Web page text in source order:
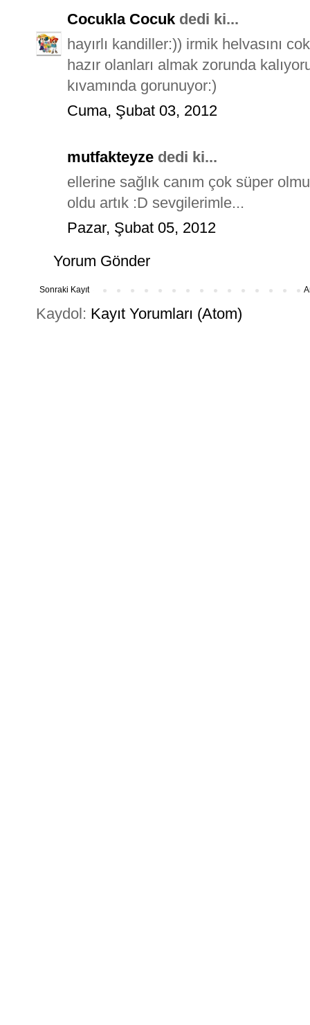
Cocukla Cocuk dedi ki...
hayırlı kandiller:)) irmik helvasını
hazır olanları almak zorunda
kıvamında gorunuyor:)
Cuma, Şubat 03, 2012
mutfakteyze dedi ki...
ellerine sağlık canım çok süper
oldu artık :D sevgilerimle...
Pazar, Şubat 05, 2012
Yorum Gönder
Sonraki Kayıt
Kaydol: Kayıt Yorumları (Atom)